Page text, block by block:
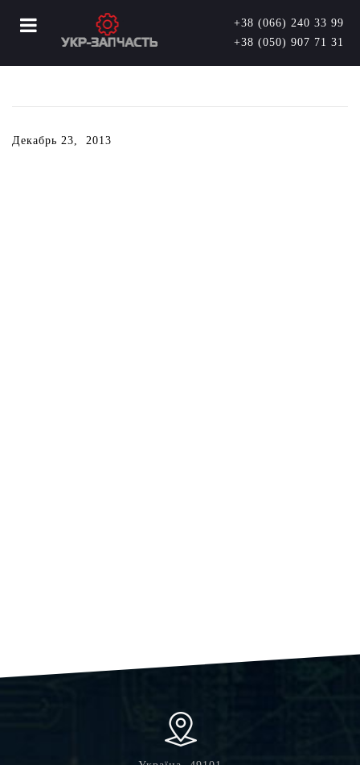
+38 (066) 240 33 99
+38 (050) 907 71 31
Декабрь 23, 2013